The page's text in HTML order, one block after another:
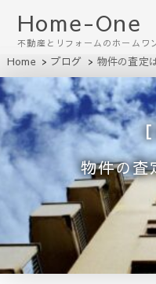
Home-One
不動産とリフォームのホームワ
Home ブログ 物件の査定
物件の査